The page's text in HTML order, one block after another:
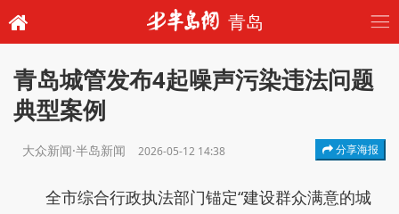
青岛
青岛城管发布4起噪声污染违法问题
典型案例
大众新闻·半岛新闻 2026-05-12 14:38 分享海报
全市综合行政执法部门锚定“建设群众满意的城